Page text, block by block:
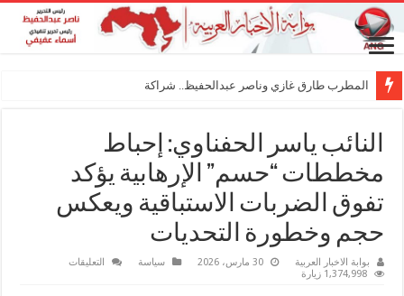
المطرب طارق غازي وناصر عبدالحفيظ.. شراكة فنية ت
النائب ياسر الحفناوي: إحباط
مخططات “حسم” الإرهابية يؤكد
تفوق الضربات الاستباقية ويعكس
حجم وخطورة التحديات
بوابة الاخبار العربية 30 مارس، 2026 سياسة التعليقات
1,374,998 زيارة